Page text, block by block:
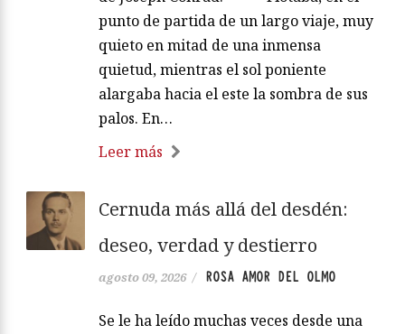
punto de partida de un largo viaje, muy
quieto en mitad de una inmensa
quietud, mientras el sol poniente
alargaba hacia el este la sombra de sus
palos. En…
Leer más
Cernuda más allá del desdén:
deseo, verdad y destierro
agosto 09, 2026 / ROSA AMOR DEL OLMO
Se le ha leído muchas veces desde una